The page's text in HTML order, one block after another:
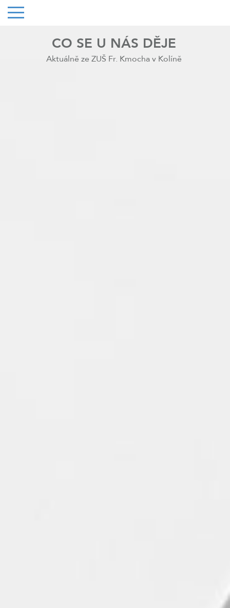
CO SE U NÁS DĚJE
Aktuálně ze ZUŠ Fr. Kmocha v Kolíně